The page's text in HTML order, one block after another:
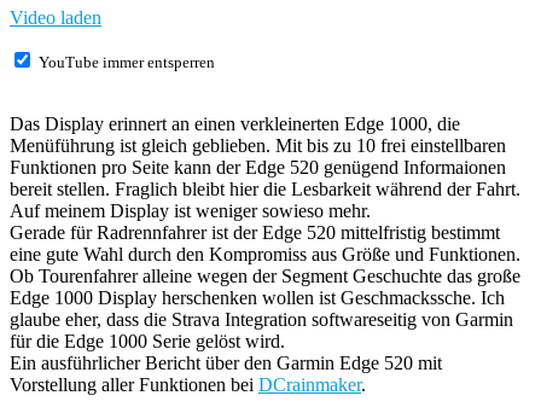
Video laden
YouTube immer entsperren
Das Display erinnert an einen verkleinerten Edge 1000, die
Menüführung ist gleich geblieben. Mit bis zu 10 frei einstellbaren
Funktionen pro Seite kann der Edge 520 genügend Informaionen
bereit stellen. Fraglich bleibt hier die Lesbarkeit während der Fahrt.
Auf meinem Display ist weniger sowieso mehr.
Gerade für Radrennfahrer ist der Edge 520 mittelfristig bestimmt
eine gute Wahl durch den Kompromiss aus Größe und Funktionen.
Ob Tourenfahrer alleine wegen der Segment Geschuchte das große
Edge 1000 Display herschenken wollen ist Geschmackssche. Ich
glaube eher, dass die Strava Integration softwareseitig von Garmin
für die Edge 1000 Serie gelöst wird.
Ein ausführlicher Bericht über den Garmin Edge 520 mit
Vorstellung aller Funktionen bei DCrainmaker.